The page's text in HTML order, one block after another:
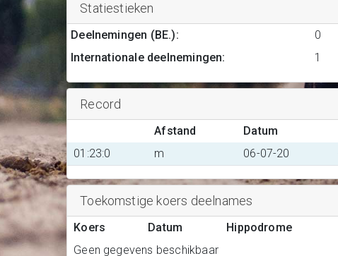
Statiestieken
Deelnemingen (BE.):
0
Internationale deelnemingen: 1
Record
Afstand Datum
01:23:0
m 06-07-20
Toekomstige koers deelnames
Koers Datum Hippodrome
Geen gegevens beschikbaar